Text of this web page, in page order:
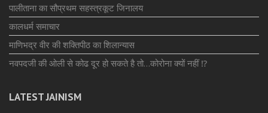
पालीताना का सौप्रथम सहस्त्रकूट जिनालय
कालधर्म समाचार
माणिभद्र वीर की शक्तिपीठ का शिलान्यास
नवपदजी की ओली से कोढ दूर हो सकते है तो…कोरोना क्यों नहीं ⁉️
LATEST JAINISM